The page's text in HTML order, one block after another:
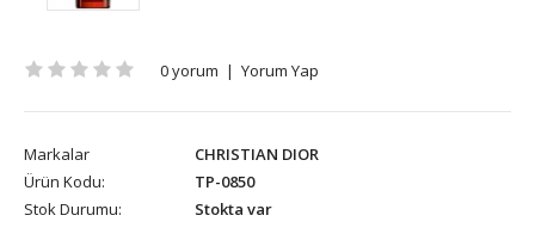
0 yorum | Yorum Yap
Markalar
CHRISTIAN DIOR
Ürün Kodu:
TP-0850
Stok Durumu:
Stokta var